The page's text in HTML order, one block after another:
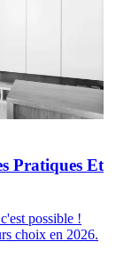
Pratiques Et
possible !
choix en 2026.